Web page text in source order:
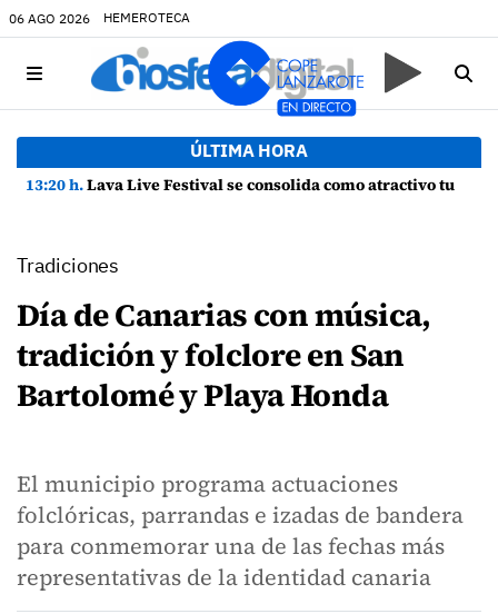
06 AGO 2026 HEMEROTECA
ÚLTIMA HORA
13:20 h.Lava Live Festival se consolida como atractivo turístico y agente dinamizador de la economía de Lanzarote
Tradiciones
Día de Canarias con música,
tradición y folclore en San
Bartolomé y Playa Honda
El municipio programa actuaciones
folclóricas, parrandas e izadas de bandera
para conmemorar una de las fechas más
representativas de la identidad canaria